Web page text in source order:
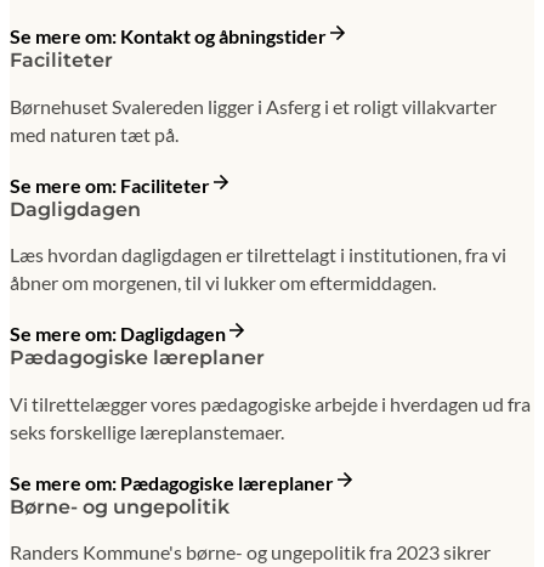
Se mere om: Kontakt og åbningstider
Faciliteter
Børnehuset Svalereden ligger i Asferg i et roligt villakvarter
med naturen tæt på.
Se mere om: Faciliteter
Dagligdagen
Læs hvordan dagligdagen er tilrettelagt i institutionen, fra vi
åbner om morgenen, til vi lukker om eftermiddagen.
Se mere om: Dagligdagen
Pædagogiske læreplaner
Vi tilrettelægger vores pædagogiske arbejde i hverdagen ud fra
seks forskellige læreplanstemaer.
Se mere om: Pædagogiske læreplaner
Børne- og ungepolitik
Randers Kommune's børne- og ungepolitik fra 2023 sikrer